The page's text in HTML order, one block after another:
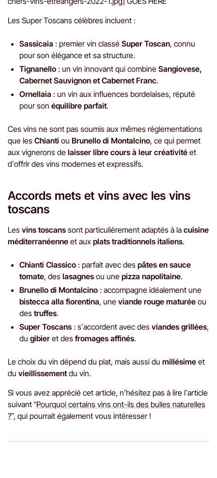
Les Super Toscans célèbres incluent :
Sassicaia : premier vin classé Super Toscan, connu
pour son élégance et sa structure.
Tignanello : un vin innovant qui combine Sangiovese,
Cabernet Sauvignon et Cabernet Franc.
Ornellaia : un vin aux influences bordelaises, réputé
pour son équilibre parfait.
Ces vins ne sont pas soumis aux mêmes réglementations
que les Chianti ou Brunello di Montalcino, ce qui permet
aux vignerons de laisser libre cours à leur créativité et
d’offrir des vins modernes et expressifs.
Accords mets et vins avec les vins
toscans
Les vins toscans sont particulièrement adaptés à la cuisine
méditerranéenne et aux plats traditionnels italiens.
Chianti Classico : parfait avec des pâtes en sauce
tomate, des lasagnes ou une pizza napolitaine.
Brunello di Montalcino : accompagne idéalement une
bistecca alla fiorentina, une viande rouge maturée ou
des truffes.
Super Toscans : s’accordent avec des viandes grillées,
du gibier et des fromages affinés.
Le choix du vin dépend du plat, mais aussi du millésime et
du vieillissementdu vin.
Si vous avez apprécié cet article, n’hésitez pas à lire l’article
suivant “Pourquoi certains vins ont-ils des bulles naturelles
?”, qui pourrait également vous intéresser !